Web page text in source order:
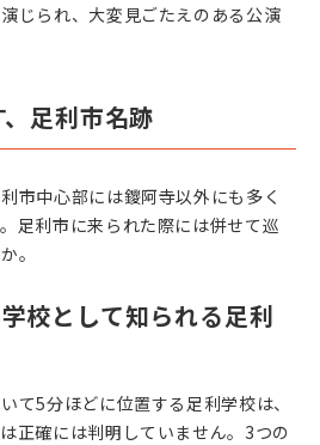
じられ、大変見ごたえのある公演
足利市名跡
市中心部には鑁阿寺以外にも多く
足利市に来られた際には併せて巡
。
校として知られる足利
て5分ほどに位置する足利学校は、
正確には判明していません。3つの